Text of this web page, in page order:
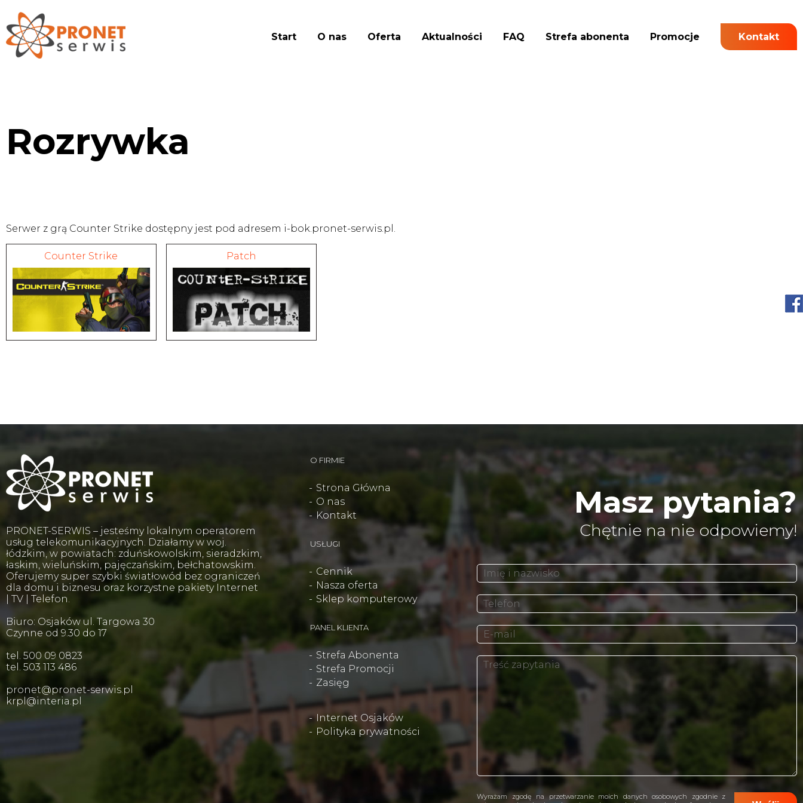
Start O nas Oferta Aktualności FAQ Strefa abonenta Promocje Kontakt
Rozrywka
Serwer z grą Counter Strike dostępny jest pod adresem i-bok.pronet-serwis.pl.
Counter Strike Patch
PRONET-SERWIS – jesteśmy lokalnym operatorem
usług telekomunikacyjnych. Działamy w woj.
łódzkim, w powiatach: zduńskowolskim, sieradzkim,
łaskim, wieluńskim, pajęczańskim, bełchatowskim.
Oferujemy super szybki światłowód bez ograniczeń
dla domu i biznesu oraz korzystne pakiety Internet
| TV | Telefon.
Biuro: Osjaków ul. Targowa 30
Czynne od 9.30 do 17
tel. 500 09 0823
tel. 503 113 486
pronet@pronet-serwis.pl
krpl@interia.pl
O FIRMIE
Strona Główna
O nas
Kontakt
USŁUGI
Cennik
Nasza oferta
Sklep komputerowy
PANEL KLIENTA
Strefa Abonenta
Strefa Promocji
Zasięg
Internet Osjaków
Polityka prywatności
Masz pytania?
Chętnie na nie odpowiemy!
Wyrażam zgodę na przetwarzanie moich danych osobowych zgodnie z